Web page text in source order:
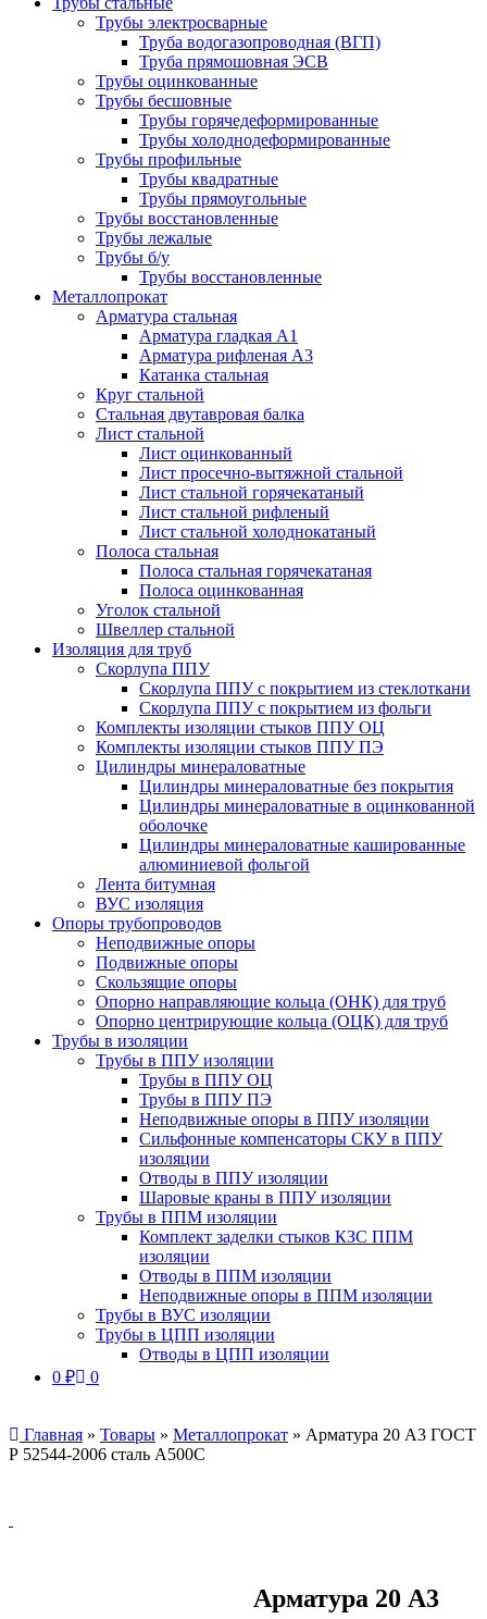
Трубы электросварные
Труба водогазопроводная (ВГП)
Труба прямошовная ЭСВ
Трубы оцинкованные
Трубы бесшовные
Трубы горячедеформированные
Трубы холоднодеформированные
Трубы профильные
Трубы квадратные
Трубы прямоугольные
Трубы восстановленные
Трубы лежалые
Трубы б/у
Трубы восстановленные
Металлопрокат
Арматура стальная
Арматура гладкая А1
Арматура рифленая А3
Катанка стальная
Круг стальной
Стальная двутавровая балка
Лист стальной
Лист оцинкованный
Лист просечно-вытяжной стальной
Лист стальной горячекатаный
Лист стальной рифленый
Лист стальной холоднокатаный
Полоса стальная
Полоса стальная горячекатаная
Полоса оцинкованная
Уголок стальной
Швеллер стальной
Изоляция для труб
Скорлупа ППУ
Скорлупа ППУ с покрытием из стеклоткани
Скорлупа ППУ с покрытием из фольги
Комплекты изоляции стыков ППУ ОЦ
Комплекты изоляции стыков ППУ ПЭ
Цилиндры минераловатные
Цилиндры минераловатные без покрытия
Цилиндры минераловатные в оцинкованной
оболочке
Цилиндры минераловатные кашированные
алюминиевой фольгой
Лента битумная
ВУС изоляция
Опоры трубопроводов
Неподвижные опоры
Подвижные опоры
Скользящие опоры
Опорно направляющие кольца (ОНК) для труб
Опорно центрирующие кольца (ОЦК) для труб
Трубы в изоляции
Трубы в ППУ изоляции
Трубы в ППУ ОЦ
Трубы в ППУ ПЭ
Неподвижные опоры в ППУ изоляции
Сильфонные компенсаторы СКУ в ППУ
изоляции
Отводы в ППУ изоляции
Шаровые краны в ППУ изоляции
Трубы в ППМ изоляции
Комплект заделки стыков КЗС ППМ
изоляции
Отводы в ППМ изоляции
Неподвижные опоры в ППМ изоляции
Трубы в ВУС изоляции
Трубы в ЦПП изоляции
Отводы в ЦПП изоляции
0 ₽ 0
Главная » Товары » Металлопрокат » Арматура 20 А3 ГОСТ
Р 52544-2006 сталь А500С
Арматура 20 А3